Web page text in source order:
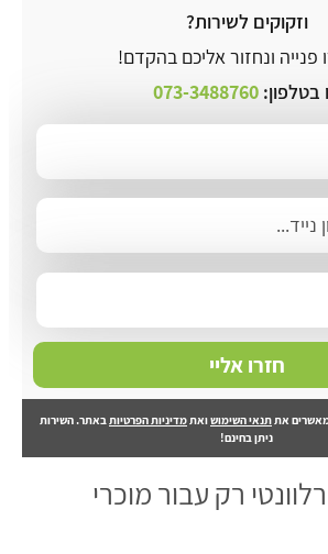
וזקוקים לשירות?
פנייה ונחזור אליכם בהקדם!
בטלפון:073-3488760
חזרו אליי
אתתנאי השימושואתמדיניות הפרטיותבאתר. השירות
ניתן בחינם!
רק עבור מוכרי